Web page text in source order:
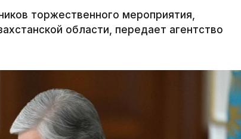
торжественного мероприятия,
области, передает агентство